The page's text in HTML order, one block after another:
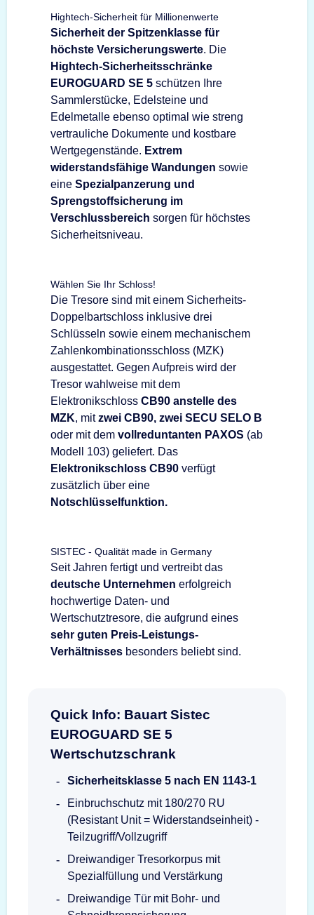
Hightech-Sicherheit für Millionenwerte
Sicherheit der Spitzenklasse für
höchste Versicherungswerte. Die
Hightech-Sicherheitsschränke
EUROGUARD SE 5 schützen Ihre
Sammlerstücke, Edelsteine und
Edelmetalle ebenso optimal wie streng
vertrauliche Dokumente und kostbare
Wertgegenstände. Extrem
widerstandsfähige Wandungen sowie
eine Spezialpanzerung und
Sprengstoffsicherung im
Verschlussbereich sorgen für höchstes
Sicherheitsniveau.
Wählen Sie Ihr Schloss!
Die Tresore sind mit einem Sicherheits-
Doppelbartschloss inklusive drei
Schlüsseln sowie einem mechanischem
Zahlenkombinationsschloss (MZK)
ausgestattet. Gegen Aufpreis wird der
Tresor wahlweise mit dem
Elektronikschloss CB90 anstelle des
MZK, mitzwei CB90, zwei SECU SELO B
oder mit dem vollreduntanten PAXOS (ab
Modell 103) geliefert. Das
Elektronikschloss CB90 verfügt
zusätzlich über eine
Notschlüsselfunktion.
SISTEC - Qualität made in Germany
Seit Jahren fertigt und vertreibt das
deutsche Unternehmen erfolgreich
hochwertige Daten- und
Wertschutztresore, die aufgrund eines
sehr guten Preis-Leistungs-
Verhältnisses besonders beliebt sind.
Quick Info: Bauart Sistec
EUROGUARD SE 5
Wertschutzschrank
Sicherheitsklasse 5 nach EN 1143-1
Einbruchschutz mit 180/270 RU
(Resistant Unit = Widerstandseinheit) -
Teilzugriff/Vollzugriff
Dreiwandiger Tresorkorpus mit
Spezialfüllung und Verstärkung
Dreiwandige Tür mit Bohr- und